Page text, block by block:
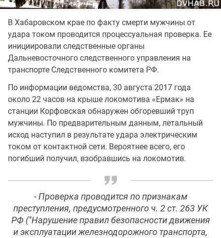
В Хабаровском крае по факту смерти мужчины от
удара током проводится процессуальная проверка. Ее
инициировали следственные органы
Дальневосточного следственного управления на
транспорте Следственного комитета РФ.
По информации ведомства, 30 августа 2017 года
около 22 часов на крыше локомотива «Ермак» на
станции Корфовская обнаружен обгоревший труп
мужчины. По предварительным данным, летальный
исход наступил в результате удара электрическим
током от контактной сети. Вероятнее всего, его
погибший получил, взобравшись на локомотив.
- Проверка проводится по признакам
преступления, предусмотренного ч. 2 ст. 263 УК
РФ ("Нарушение правил безопасности движения
и эксплуатации железнодорожного транспорта,